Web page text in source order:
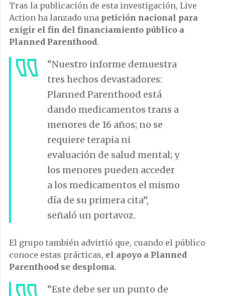
Tras la publicación de esta investigación, Live
Action ha lanzado una petición nacional para
exigir el fin del financiamiento público a
Planned Parenthood.
“Nuestro informe demuestra
tres hechos devastadores:
Planned Parenthood está
dando medicamentos trans a
menores de 16 años; no se
requiere terapia ni
evaluación de salud mental; y
los menores pueden acceder
a los medicamentos el mismo
día de su primera cita”,
señaló un portavoz.
El grupo también advirtió que, cuando el público
conoce estas prácticas, el apoyo a Planned
Parenthood se desploma.
“Este debe ser un punto de